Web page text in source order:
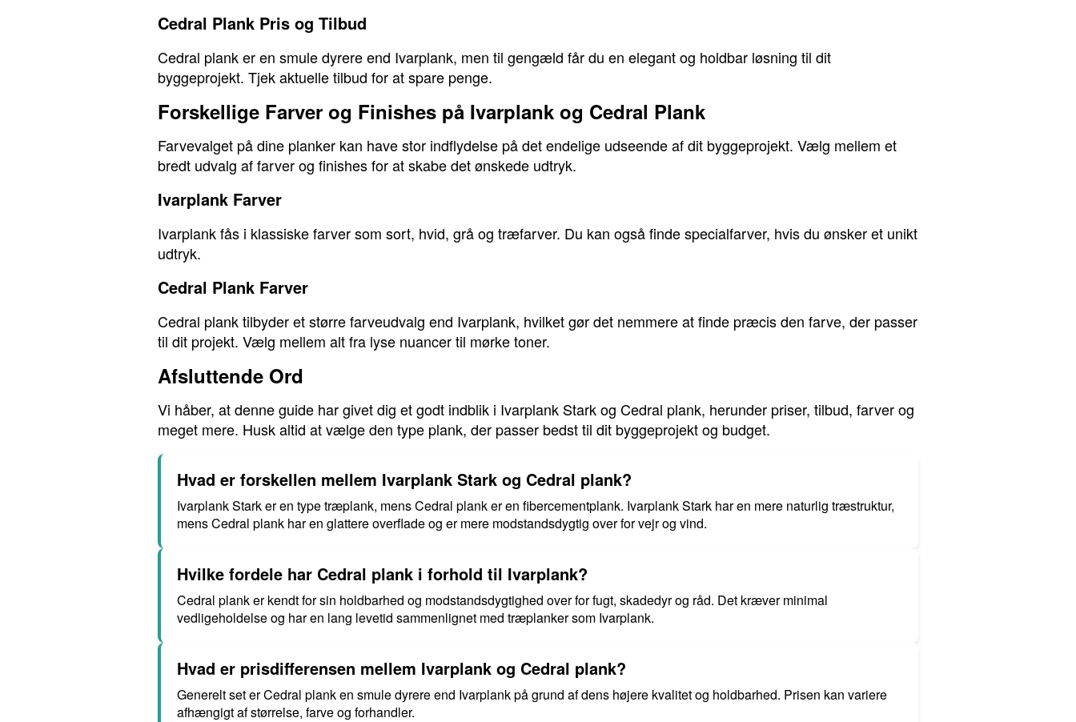
Cedral Plank Pris og Tilbud
Cedral plank er en smule dyrere end Ivarplank, men til gengæld får du en elegant og holdbar løsning til dit
byggeprojekt. Tjek aktuelle tilbud for at spare penge.
Forskellige Farver og Finishes på Ivarplank og Cedral Plank
Farvevalget på dine planker kan have stor indflydelse på det endelige udseende af dit byggeprojekt. Vælg mellem et
bredt udvalg af farver og finishes for at skabe det ønskede udtryk.
Ivarplank Farver
Ivarplank fås i klassiske farver som sort, hvid, grå og træfarver. Du kan også finde specialfarver, hvis du ønsker et unikt
udtryk.
Cedral Plank Farver
Cedral plank tilbyder et større farveudvalg end Ivarplank, hvilket gør det nemmere at finde præcis den farve, der passer
til dit projekt. Vælg mellem alt fra lyse nuancer til mørke toner.
Afsluttende Ord
Vi håber, at denne guide har givet dig et godt indblik i Ivarplank Stark og Cedral plank, herunder priser, tilbud, farver og
meget mere. Husk altid at vælge den type plank, der passer bedst til dit byggeprojekt og budget.
Hvad er forskellen mellem Ivarplank Stark og Cedral plank?
Ivarplank Stark er en type træplank, mens Cedral plank er en fibercementplank. Ivarplank Stark har en mere naturlig træstruktur,
mens Cedral plank har en glattere overflade og er mere modstandsdygtig over for vejr og vind.
Hvilke fordele har Cedral plank i forhold til Ivarplank?
Cedral plank er kendt for sin holdbarhed og modstandsdygtighed over for fugt, skadedyr og råd. Det kræver minimal
vedligeholdelse og har en lang levetid sammenlignet med træplanker som Ivarplank.
Hvad er prisdifferensen mellem Ivarplank og Cedral plank?
Generelt set er Cedral plank en smule dyrere end Ivarplank på grund af dens højere kvalitet og holdbarhed. Prisen kan variere
afhængigt af størrelse, farve og forhandler.